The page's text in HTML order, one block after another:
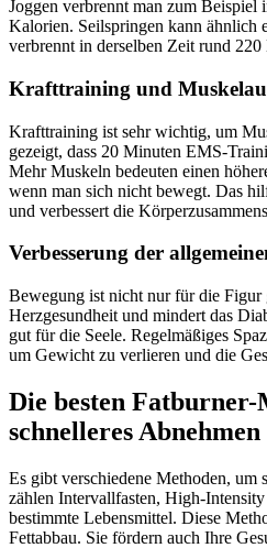
Joggen verbrennt man zum
Kalorien. Seilspringen kann ähnlich
verbrennt in derselben Zeit rund
Krafttraining und
Krafttraining ist sehr wichtig, um
gezeigt, dass 20 Minuten EMS-
Mehr Muskeln bedeuten einen
wenn man sich nicht bewegt. Das
und verbessert die
Verbesserung der
Bewegung ist nicht nur für die Figur
Herzgesundheit und mindert das
gut für die Seele. Regelmäßiges
um Gewicht zu verlieren und die
Die besten
schnelleres Abnehmen
Es gibt verschiedene Methoden, um
zählen Intervallfasten, High-
bestimmte Lebensmittel. Diese
Fettabbau. Sie fördern auch Ihre